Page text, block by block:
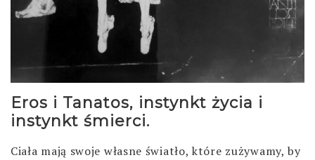
Eros i Tanatos, instynkt życia i
instynkt śmierci.
Ciała mają swoje własne światło, które zużywamy, by